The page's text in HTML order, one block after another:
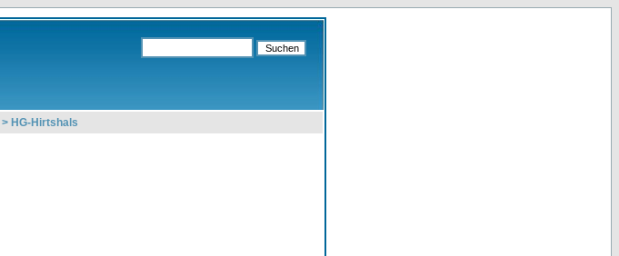
> HG-Hirtshals